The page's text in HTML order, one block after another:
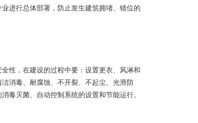
进行总体部署，防止发生建筑拥堵、错位的
性，在建设的过程中要：设置更衣、风淋和
消毒、耐腐蚀、不开裂、不起尘、光滑防
毒灭菌、自动控制系统的设置和节能运行。